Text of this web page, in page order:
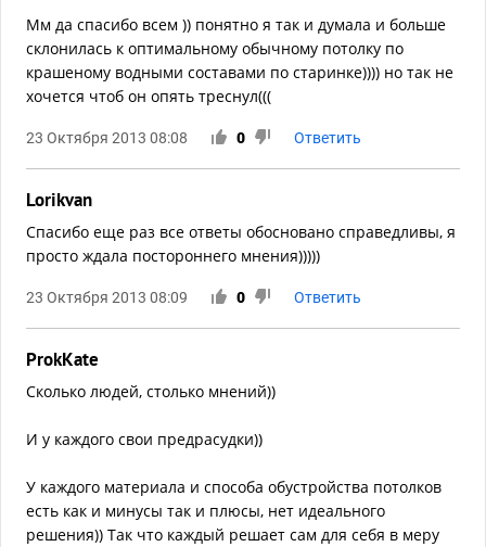
Мм да спасибо всем )) понятно я так и думала и больше
склонилась к оптимальному обычному потолку по
крашеному водными составами по старинке)))) но так не
хочется чтоб он опять треснул(((
23 Октября 2013 08:08 0 Ответить
Lorikvan
Спасибо еще раз все ответы обосновано справедливы, я
просто ждала постороннего мнения)))))
23 Октября 2013 08:09 0 Ответить
ProkKate
Сколько людей, столько мнений))
И у каждого свои предрасудки))
У каждого материала и способа обустройства потолков
есть как и минусы так и плюсы, нет идеального
решения)) Так что каждый решает сам для себя в меру